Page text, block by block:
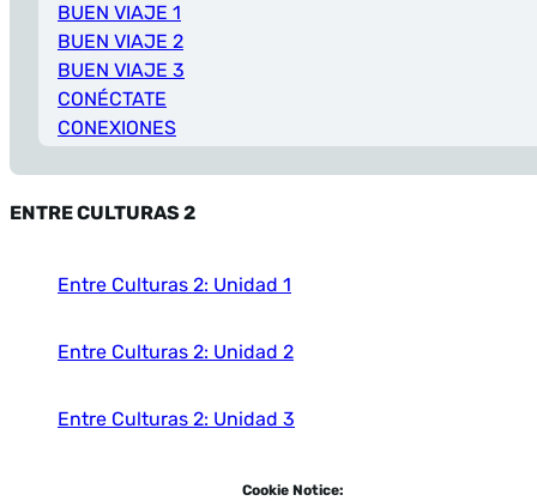
BUEN VIAJE 1
BUEN VIAJE 2
BUEN VIAJE 3
CONÉCTATE
CONEXIONES
DESCUBRE 2
DESTINOS
DIME 1
EN CAMINO
EN ESPAñOL 2
ENTRE CULTURAS 2
Entre Culturas 2: Unidad 1
Entre Culturas 2: Unidad 2
Entre Culturas 2: Unidad 3
Entre Culturas 2: Unidad 4Cookie Notice: